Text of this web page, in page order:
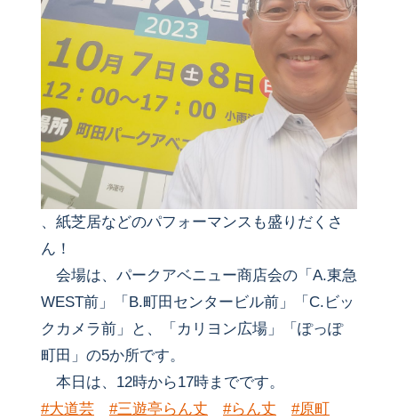
、紙芝居などのパフォーマンスも盛りだくさ
ん！
会場は、パークアベニュー商店会の「A.東急
WEST前」「B.町田センタービル前」「C.ビッ
クカメラ前」と、「カリヨン広場」「ぽっぽ
町田」の5か所です。
本日は、12時から17時までです。
#大道芸
#三遊亭らん丈 #らん丈
#原町